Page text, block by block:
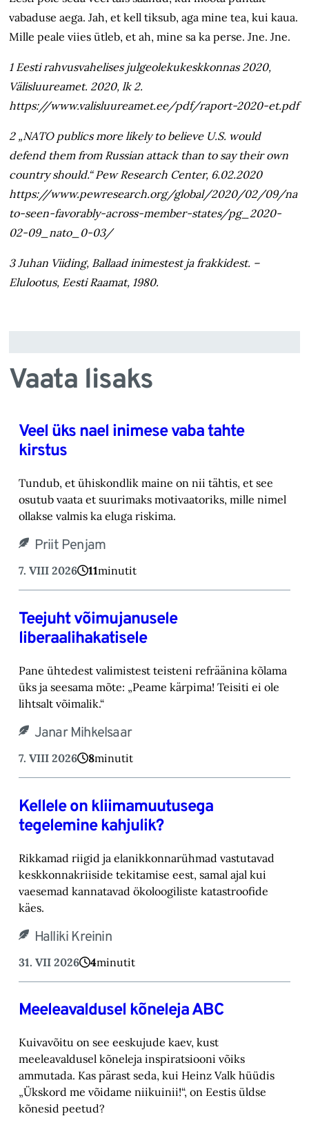
vabaduse aega. Jah, et kell tiksub, aga mine tea, kui kaua.
Mille peale viies ütleb, et ah, mine sa ka perse. Jne. Jne.
1 Eesti rahvusvahelises julgeolekukeskkonnas 2020,
Välisluureamet. 2020, lk 2.
https://www.valisluureamet.ee/pdf/raport-2020-et.pdf
2 „NATO publics more likely to believe U.S. would
defend them from Russian attack than to say their own
country should.“ Pew Research Center, 6.02.2020
https://www.pewresearch.org/global/2020/02/09/na
to-seen-favorably-across-member-states/pg_2020-
02-09_nato_0-03/
3 Juhan Viiding, Ballaad inimestest ja frakkidest. –
Elulootus, Eesti Raamat, 1980.
Vaata lisaks
Veel üks nael inimese vaba tahte
kirstus
Tundub, et ühiskondlik maine on nii tähtis, et see
osutub vaata et suurimaks motivaatoriks, ‎mille nimel
ollakse valmis ka eluga riskima.‎
Priit Penjam
7. VIII 2026 11minutit
Teejuht võimujanusele
liberaalihakatisele
Pane ühtedest valimistest teisteni refräänina kõlama
üks ja seesama mõte: „Peame kärpima! ‎Teisiti ei ole
lihtsalt võimalik.“‎
Janar Mihkelsaar
7. VIII 2026 8minutit
Kellele on kliimamuutusega
tegelemine kahjulik?
Rikkamad riigid ja elanikkonnarühmad vastutavad
keskkonnakriiside tekitamise eest, samal ajal kui
vaesemad kannatavad ökoloogiliste katastroofide
käes.
Halliki Kreinin
31. VII 2026 4minutit
Meeleavaldusel kõneleja ABC
Kuivavõitu on see eeskujude kaev, kust
meeleavaldusel kõneleja inspiratsiooni võiks
ammutada. Kas pärast seda, kui Heinz Valk hüüdis
„Ükskord me võidame niikuinii!“, on Eestis üldse
kõnesid peetud?